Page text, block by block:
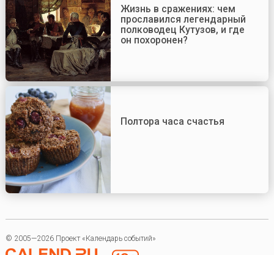
Жизнь в сражениях: чем
прославился легендарный
полководец Кутузов, и где
он похоронен?
Полтора часа счастья
© 2005—2026 Проект «Календарь событий»